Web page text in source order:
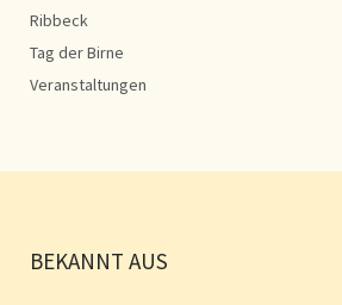
Ribbeck
Tag der Birne
Veranstaltungen
BEKANNT AUS